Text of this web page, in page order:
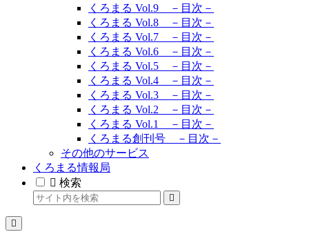
くろまる Vol.9 －目次－
くろまる Vol.8 －目次－
くろまる Vol.7 －目次－
くろまる Vol.6 －目次－
くろまる Vol.5 －目次－
くろまる Vol.4 －目次－
くろまる Vol.3 －目次－
くろまる Vol.2 －目次－
くろまる Vol.1 －目次－
くろまる創刊号 －目次－
その他のサービス
くろまる情報局
検索